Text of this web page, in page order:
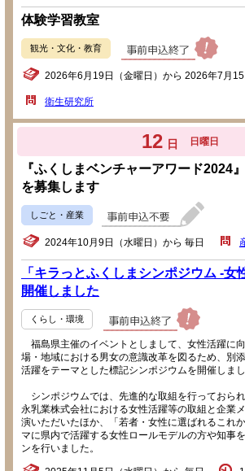
体験学習教室
観光・文化・教育
2026年6月19日（金曜日）から 2026年7月15
衛生研究所
12 日 日曜日
『ふくしまベンチャーアワード2024
を募集します
しごと・産業
2024年10月9日（水曜日）から 毎日
「キラっとふくしまシンポジウム -女
開催しました
くらし・環境
福島県主催のイベントとしまして、女性活躍に
場・地域における男女の意識改革を図るため、別
活躍をテーマとした標記シンポジウムを開催しまし
シンポジウムでは、先進的な取組を行っておら
永乳業株式会社における女性活躍等の取組と企業
演いただいたほか、「若者・女性に選ばれるこれ
マに県内で活躍する女性ロールモデルの方や知事
ンを行いました。